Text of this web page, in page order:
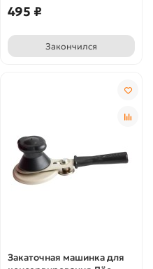
495 ₽
Закончился
Закаточная машинка для